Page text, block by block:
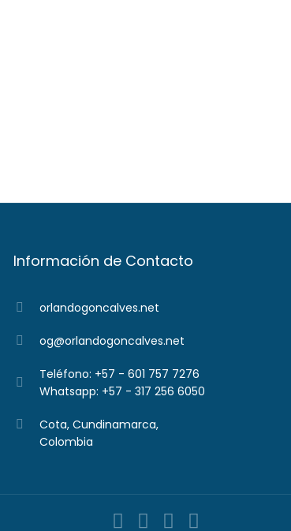
Información de Contacto
orlandogoncalves.net
og@orlandogoncalves.net
Teléfono: +57 - 601 757 7276
Whatsapp: +57 - 317 256 6050
Cota, Cundinamarca,
Colombia